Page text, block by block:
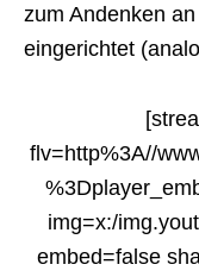
zum Andenken
eingerichtet
flv=http%3A//
img=x:/
embed=false